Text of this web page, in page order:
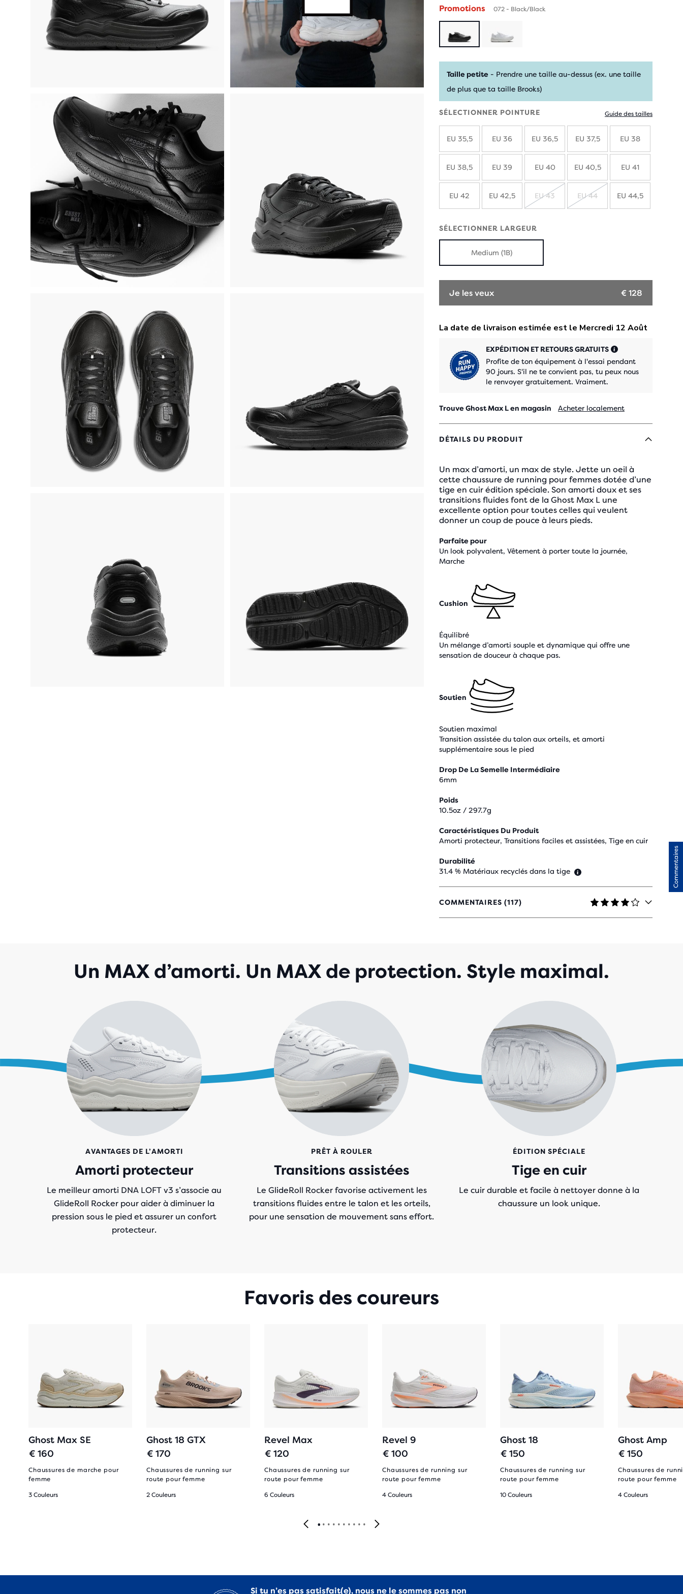
Promotions 072 - Black/Black
Taille petite - Prendre une taille au-dessus (ex. une taille
de plus que ta taille Brooks)
SÉLECTIONNER POINTURE Guide des tailles
EU 35,5 EU 36 EU 36,5 EU 37,5 EU 38
EU 38,5 EU 39 EU 40 EU 40,5 EU 41
EU 42 EU 42,5
ÉPUISÉ
EU 43 EU 44 EU 44,5
SÉLECTIONNER LARGEUR
Medium (1B)
Je les veux € 128
EXPÉDITION ET RETOURS GRATUITS
Profite de ton équipement à l'essai pendant
90 jours. S'il ne te convient pas, tu peux nous
le renvoyer gratuitement. Vraiment.
Trouve Ghost Max L en magasin Acheter localement
DÉTAILS DU PRODUIT
Un max d’amorti, un max de style. Jette un oeil à
cette chaussure de running pour femmes dotée d’une
tige en cuir édition spéciale. Son amorti doux et ses
transitions fluides font de la Ghost Max L une
excellente option pour toutes celles qui veulent
donner un coup de pouce à leurs pieds.
Parfaite pour
Un look polyvalent, Vêtement à porter toute la journée,
Marche
Cushion
Équilibré
Un mélange d’amorti souple et dynamique qui offre une
sensation de douceur à chaque pas.
Soutien
Soutien maximal
Transition assistée du talon aux orteils, et amorti
supplémentaire sous le pied
Drop De La Semelle Intermédiaire
6mm
Poids
10.5oz / 297.7g
Caractéristiques Du Produit
Amorti protecteur, Transitions faciles et assistées, Tige en cuir
Durabilité
31.4 % Matériaux recyclés dans la tige
COMMENTAIRES (117)
3,9
SUR
Un MAX d’amorti. Un MAX de protection. Style maximal.
AVANTAGES DE L’AMORTI
Amorti protecteur
Le meilleur amorti DNA LOFT v3 s’associe au
GlideRoll Rocker pour aider à diminuer la
pression sous le pied et assurer un confort
protecteur.
PRÊT À ROULER
Transitions assistées
Le GlideRoll Rocker favorise activement les
transitions fluides entre le talon et les orteils,
pour une sensation de mouvement sans effort.
ÉDITION SPÉCIALE
Tige en cuir
Le cuir durable et facile à nettoyer donne à la
chaussure un look unique.
Favoris des coureurs
Ghost Max SE
€ 160
Chaussures de marche pour
femme
3 Couleurs
Ghost 18 GTX
€ 170
Chaussures de running sur
route pour femme
2 Couleurs
Revel Max
€ 120
Chaussures de running sur
route pour femme
6 Couleurs
Revel 9
€ 100
Chaussures de running sur
route pour femme
4 Couleurs
Ghost 18
€ 150
Chaussures de running sur
route pour femme
10 Couleurs
Ghost Amp
€ 150
Chaussures de
route pour femme
4 Couleurs
Si tu n’es pas satisfait(e), nous ne le sommes pas non
Commentaires